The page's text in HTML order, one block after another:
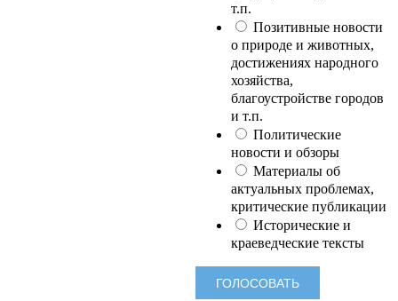
т.п.
Позитивные новости
о природе и животных,
достижениях народного
хозяйства,
благоустройстве городов
и т.п.
Политические
новости и обзоры
Материалы об
актуальных проблемах,
критические публикации
Исторические и
краеведческие тексты